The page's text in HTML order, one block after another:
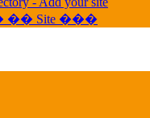
Site ���